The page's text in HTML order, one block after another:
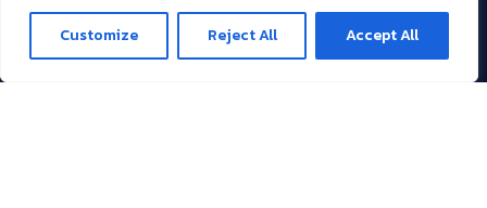
Customize Reject All Accept All
39 หมู่ที่ 1 ตำบลคลองหก อำเภอคลองหลวง จังหวัดปทุมธานี 12120
เผยแพร่ข้อมูลโดย.บุคลากร สวส.